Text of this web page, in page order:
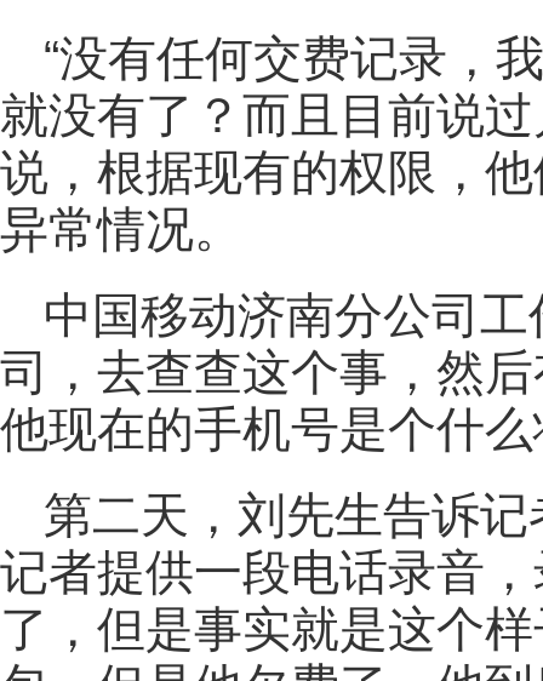
“没有任何交费记录，
就没有了？而且目前说
说，根据现有的权限，
异常情况。
中国移动济南分公司
司，去查查这个事，然
他现在的手机号是个什
第二天，刘先生告诉
记者提供一段电话录音
了，但是事实就是这个